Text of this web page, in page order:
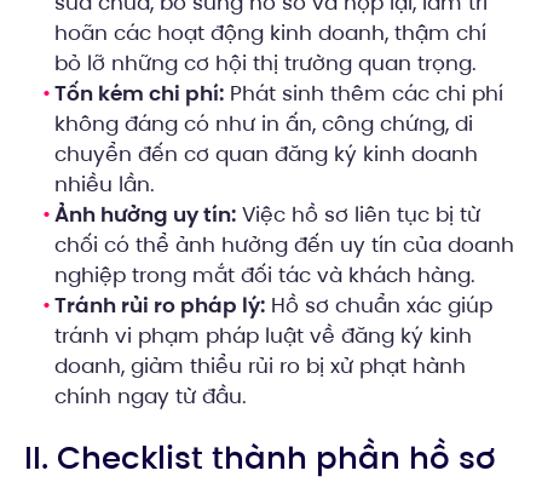
hoãn các hoạt động kinh doanh, thậm chí
bỏ lỡ những cơ hội thị trường quan trọng.
Tốn kém chi phí: Phát sinh thêm các chi phí
không đáng có như in ấn, công chứng, di
chuyển đến cơ quan đăng ký kinh doanh
nhiều lần.
Ảnh hưởng uy tín: Việc hồ sơ liên tục bị từ
chối có thể ảnh hưởng đến uy tín của doanh
nghiệp trong mắt đối tác và khách hàng.
Tránh rủi ro pháp lý: Hồ sơ chuẩn xác giúp
tránh vi phạm pháp luật về đăng ký kinh
doanh, giảm thiểu rủi ro bị xử phạt hành
chính ngay từ đầu.
II. Checklist thành phần hồ sơ